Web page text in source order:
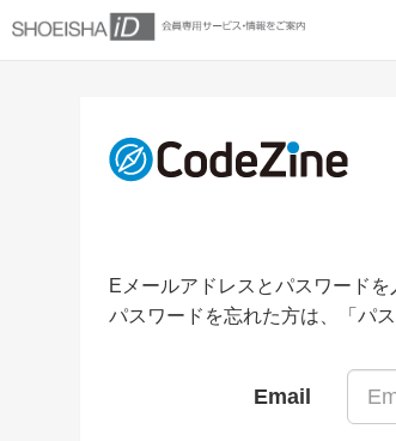
Eメールアドレスとパスワードを
パスワードを忘れた方は、「パ
Email